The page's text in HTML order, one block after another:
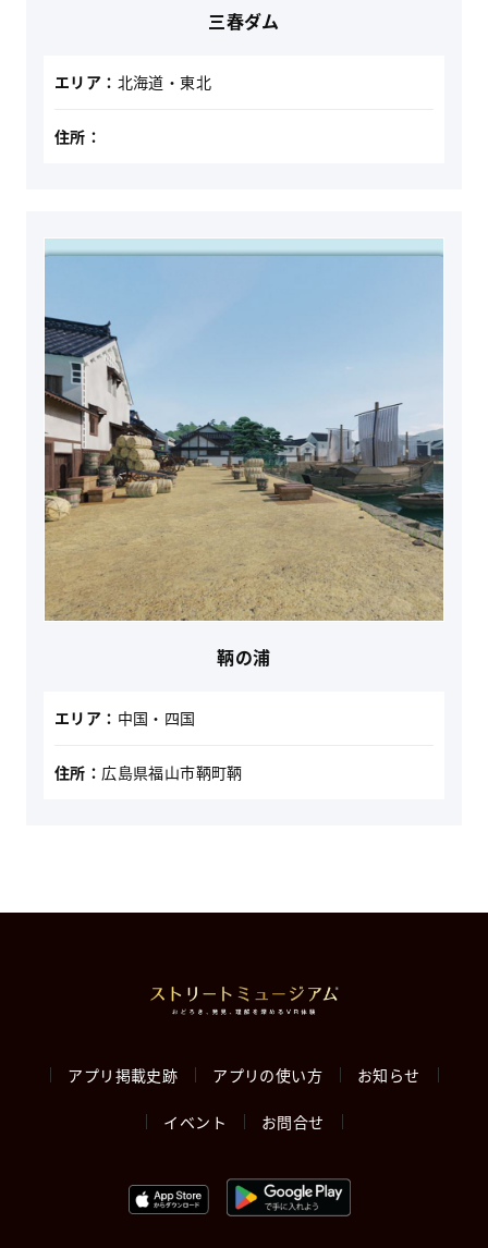
三春ダム
エリア： 北海道・東北
住所：
鞆の浦
エリア： 中国・四国
住所： 広島県福山市鞆町鞆
アプリ掲載史跡 アプリの使い方 お知らせ
イベント お問合せ